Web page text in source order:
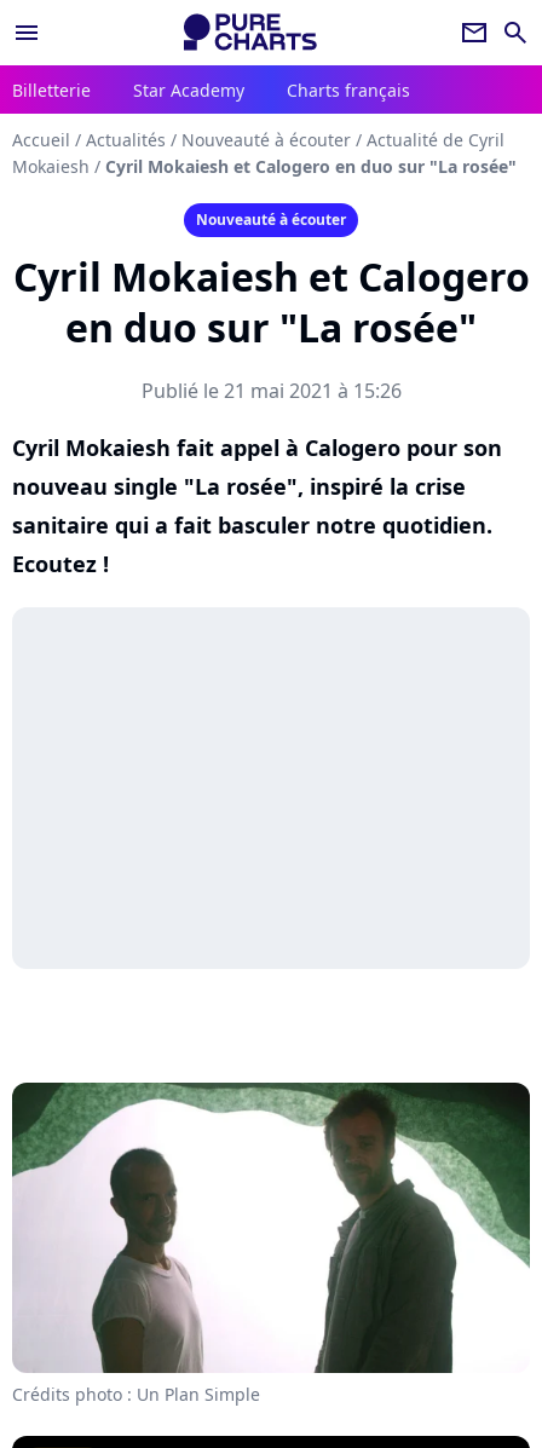
menu newsletter search
Billetterie Star Academy Charts français
Accueil / Actualités / Nouveauté à écouter / Actualité de Cyril
Mokaiesh / Cyril Mokaiesh et Calogero en duo sur "La rosée"
Nouveauté à écouter
Cyril Mokaiesh et Calogero
en duo sur "La rosée"
Publié le 21 mai 2021 à 15:26
Cyril Mokaiesh fait appel à Calogero pour son
nouveau single "La rosée", inspiré la crise
sanitaire qui a fait basculer notre quotidien.
Ecoutez !
Crédits photo : Un Plan Simple